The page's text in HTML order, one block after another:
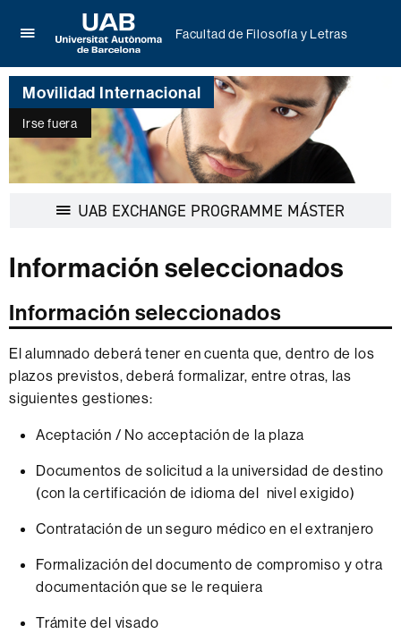
aquí
para
desplegar
el
menú
de
Facultad
Filosofía
Universitat
Autònoma
de
Barcelona
Facultad de Filosofía y Letras
Movilidad Internacional
Irse fuera
UAB EXCHANGE PROGRAMME MÁSTER
Información seleccionados
Información seleccionados
El alumnado deberá tener en cuenta que, dentro de los
plazos previstos, deberá formalizar, entre otras, las
siguientes gestiones:
Aceptación / No acceptación de la plaza
Documentos de solicitud a la universidad de destino
(con la certificación de idioma del nivel exigido)
Contratación de un seguro médico en el extranjero
Formalización del documento de compromiso y otra
documentación que se le requiera
Trámite del visado